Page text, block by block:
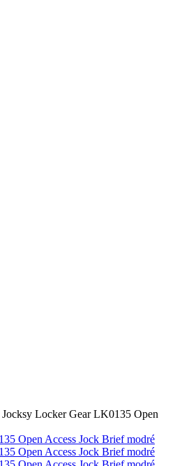
Jocksy Locker Gear LK0135 Open